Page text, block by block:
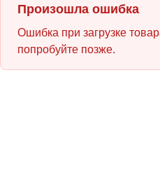
Произошла ошибка
Ошибка при загрузке
попробуйте позже.